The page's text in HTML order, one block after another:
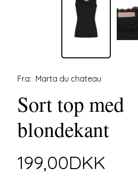
Fra: Marta du chateau
Sort top med
blondekant
199,00DKK